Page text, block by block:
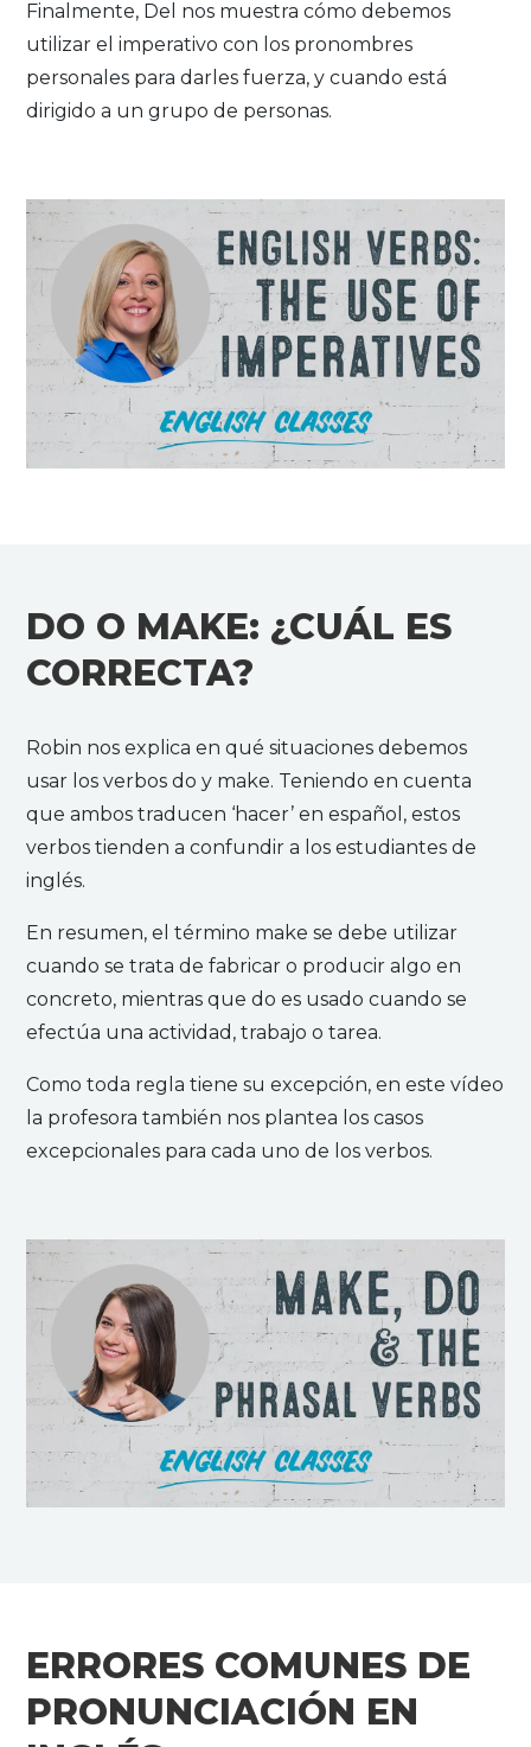
Finalmente, Del nos muestra cómo debemos
utilizar el imperativo con los pronombres
personales para darles fuerza, y cuando está
dirigido a un grupo de personas.
DO O MAKE: ¿CUÁL ES
CORRECTA?
Robin nos explica en qué situaciones debemos
usar los verbos do y make. Teniendo en cuenta
que ambos traducen ‘hacer’ en español, estos
verbos tienden a confundir a los estudiantes de
inglés.
En resumen, el término make se debe utilizar
cuando se trata de fabricar o producir algo en
concreto, mientras que do es usado cuando se
efectúa una actividad, trabajo o tarea.
Como toda regla tiene su excepción, en este vídeo
la profesora también nos plantea los casos
excepcionales para cada uno de los verbos.
ERRORES COMUNES DE
PRONUNCIACIÓN EN